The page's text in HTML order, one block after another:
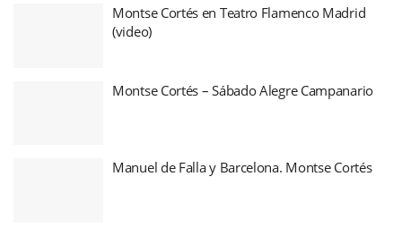
Montse Cortés en Teatro Flamenco Madrid
(video)
Montse Cortés – Sábado Alegre Campanario
Manuel de Falla y Barcelona. Montse Cortés